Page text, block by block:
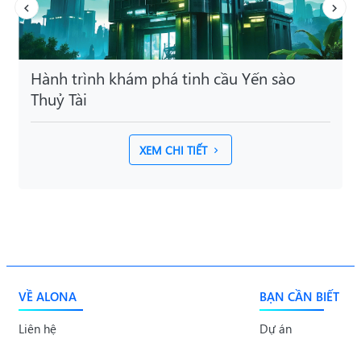
sào
Hành trình khám phá tinh cầu
VỀ ALONA
Liên hệ
BẠN CẦN BIẾT
Dự án